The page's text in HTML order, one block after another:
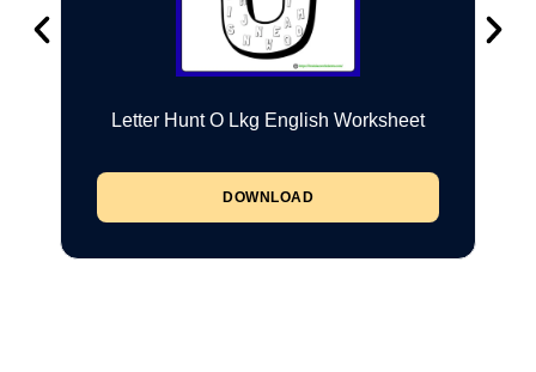
Letter Hunt O Lkg English Worksheet
DOWNLOAD